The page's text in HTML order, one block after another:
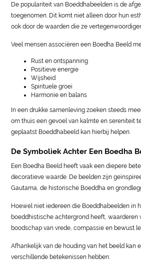
De populariteit van Boeddhabeelden is de
toegenomen. Dit komt niet alleen door hun
ook door de waarden die ze
Veel mensen associëren een Boedha Beeld
Rust en ontspanning
Positieve energie
Wijsheid
Spirituele groei
Harmonie en balans
In een drukke samenleving zoeken steeds
om thuis een gevoel van kalmte en sereniteit
geplaatst Boeddhabeeld kan hierbij helpen.
De Symboliek Achter Een Boedha
Een Boedha Beeld heeft vaak een diepere
decoratieve waarde. De beelden zijn
Gautama, de historische Boeddha en
Hoewel niet iedereen die Boeddhabeelden in
boeddhistische achtergrond heeft, waarderen
boodschap van vrede, compassie en bewust
Afhankelijk van de houding van het beeld kan
verschillende betekenissen hebben: